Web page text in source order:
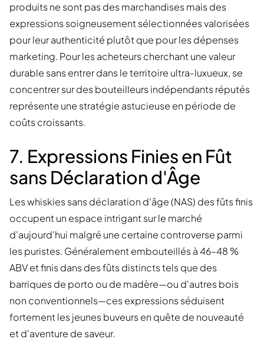
produits ne sont pas des marchandises mais des
expressions soigneusement sélectionnées valorisées
pour leur authenticité plutôt que pour les dépenses
marketing. Pour les acheteurs cherchant une valeur
durable sans entrer dans le territoire ultra-luxueux, se
concentrer sur des bouteilleurs indépendants réputés
représente une stratégie astucieuse en période de
coûts croissants.
7. Expressions Finies en Fût
sans Déclaration d'Âge
Les whiskies sans déclaration d'âge (NAS) des fûts finis
occupent un espace intrigant sur le marché
d'aujourd'hui malgré une certaine controverse parmi
les puristes. Généralement embouteillés à 46–48 %
ABV et finis dans des fûts distincts tels que des
barriques de porto ou de madère—ou d'autres bois
non conventionnels—ces expressions séduisent
fortement les jeunes buveurs en quête de nouveauté
et d'aventure de saveur.